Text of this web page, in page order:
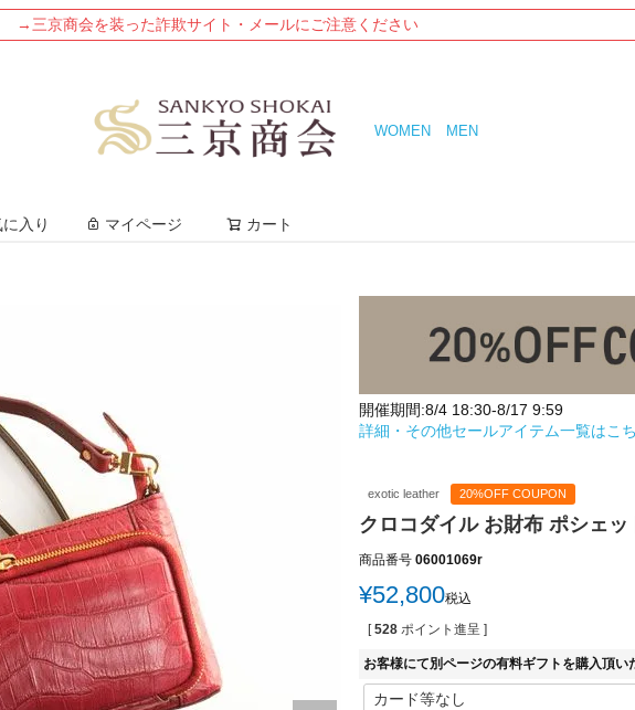
→三京商会を装った詐欺サイト・メールにご注意ください
WOMEN MEN
入り マイページ カート
開催期間:8/4 18:30-8/17 9:59
詳細・その他セールアイテム一覧はこ
exotic leather 20%OFF COUPON
クロコダイル お財布 ポシェ
商品番号 06001069r
¥52,800税込
[ 528 ポイント進呈 ]
お客様にて別ページの有料ギフトを購入頂